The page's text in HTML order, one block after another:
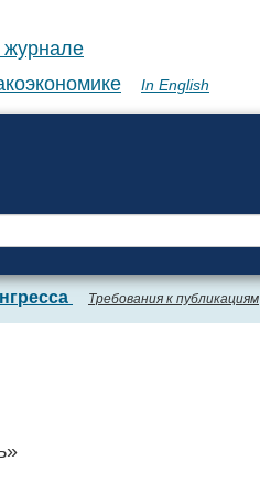
In English
Требования к публикациям